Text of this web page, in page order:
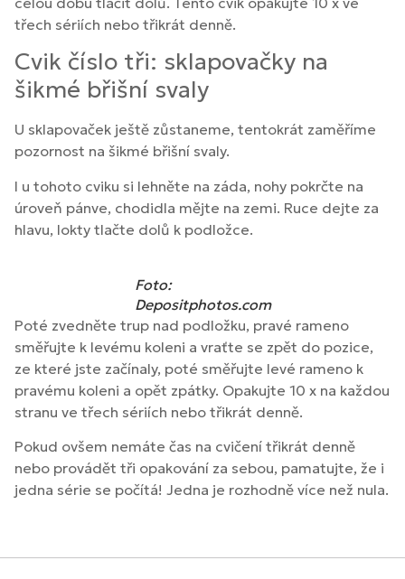
třech sériích nebo třikrát denně.
Cvik číslo tři: sklapovačky na
šikmé břišní svaly
U sklapovaček ještě zůstaneme, tentokrát zaměříme
pozornost na šikmé břišní svaly.
I u tohoto cviku si lehněte na záda, nohy pokrčte na
úroveň pánve, chodidla mějte na zemi. Ruce dejte za
hlavu, lokty tlačte dolů k podložce.
Foto:
Depositphotos.com
Poté zvedněte trup nad podložku, pravé rameno
směřujte k levému koleni a vraťte se zpět do pozice,
ze které jste začínaly, poté směřujte levé rameno k
pravému koleni a opět zpátky. Opakujte 10 x na každou
stranu ve třech sériích nebo třikrát denně.
Pokud ovšem nemáte čas na cvičení třikrát denně
nebo provádět tři opakování za sebou, pamatujte, že i
jedna série se počítá! Jedna je rozhodně více než nula.